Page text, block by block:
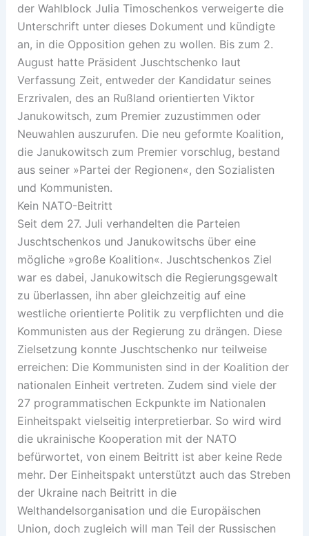
der Wahlblock Julia Timoschenkos verweigerte die
Unterschrift unter dieses Dokument und kündigte
an, in die Opposition gehen zu wollen. Bis zum 2.
August hatte Präsident Juschtschenko laut
Verfassung Zeit, entweder der Kandidatur seines
Erzrivalen, des an Rußland orientierten Viktor
Janukowitsch, zum Premier zuzustimmen oder
Neuwahlen auszurufen. Die neu geformte Koalition,
die Janukowitsch zum Premier vorschlug, bestand
aus seiner »Partei der Regionen«, den Sozialisten
und Kommunisten.
Kein NATO-Beitritt
Seit dem 27. Juli verhandelten die Parteien
Juschtschenkos und Janukowitschs über eine
mögliche »große Koalition«. Juschtschenkos Ziel
war es dabei, Janukowitsch die Regierungsgewalt
zu überlassen, ihn aber gleichzeitig auf eine
westliche orientierte Politik zu verpflichten und die
Kommunisten aus der Regierung zu drängen. Diese
Zielsetzung konnte Juschtschenko nur teilweise
erreichen: Die Kommunisten sind in der Koalition der
nationalen Einheit vertreten. Zudem sind viele der
27 programmatischen Eckpunkte im Nationalen
Einheitspakt vielseitig interpretierbar. So wird wird
die ukrainische Kooperation mit der NATO
befürwortet, von einem Beitritt ist aber keine Rede
mehr. Der Einheitspakt unterstützt auch das Streben
der Ukraine nach Beitritt in die
Welthandelsorganisation und die Europäischen
Union, doch zugleich will man Teil der Russischen